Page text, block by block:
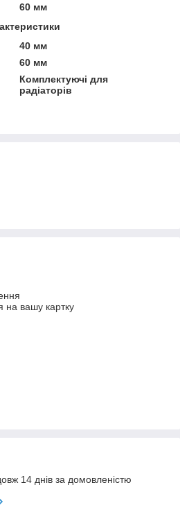
60 мм
40 мм
60 мм
Комплектуючі для
радіаторів
на вашу картку
14 днів за домовленістю